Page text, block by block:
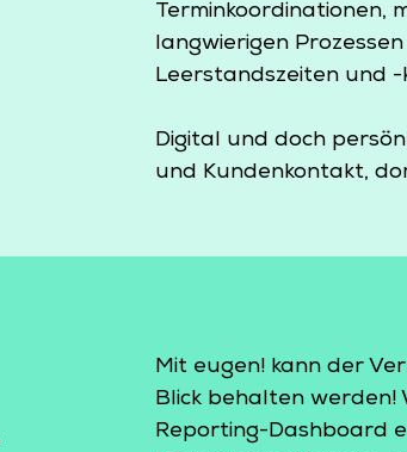
Terminkoordinationen,
langwierigen
Leerstandszeiten und -
Digital und doch
und Kundenkontakt,
Mit eugen! kann der
Blick behalten werden!
Reporting-Dashboard